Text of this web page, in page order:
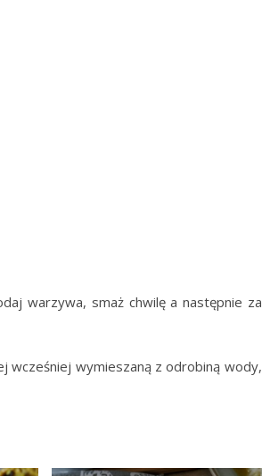
warzywa, smaż chwilę a następnie
wcześniej wymieszaną z odrobiną